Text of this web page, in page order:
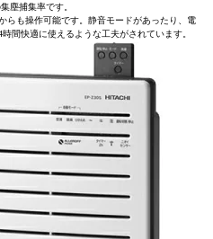
塵捕集率です。
らも操作可能です。静音モードがあったり、電
間快適に使えるような工夫がされています。